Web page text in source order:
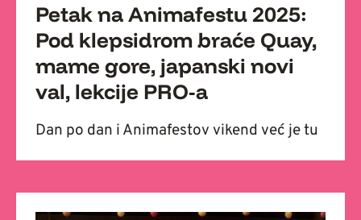
Petak na Animafestu 2025:
Pod klepsidrom braće Quay,
mame gore, japanski novi
val, lekcije PRO-a
Dan po dan i Animafestov vikend već je tu